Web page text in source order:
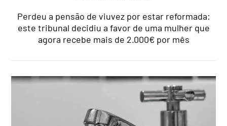
Perdeu a pensão de viuvez por estar reformada:
este tribunal decidiu a favor de uma mulher que
agora recebe mais de 2.000€ por mês